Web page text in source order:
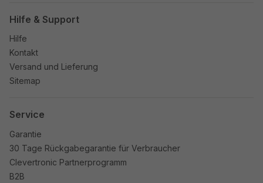
Hilfe & Support
Hilfe
Kontakt
Versand und Lieferung
Sitemap
Service
Garantie
30 Tage Rückgabegarantie für Verbraucher
Clevertronic Partnerprogramm
B2B